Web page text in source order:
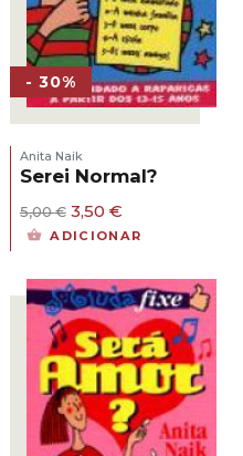
- 30%
Anita Naik
Serei Normal?
5,00€ O
preço
5,00 €.
3,50 €O
preço
3,50 €.
ADICIONAR